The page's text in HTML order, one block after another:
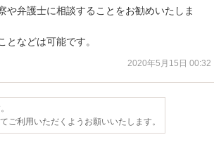
や弁護士に相談することをお勧めいたしま
などは可能です。
2020年5月15日 00:32
ご利用いただくようお願いいたします。